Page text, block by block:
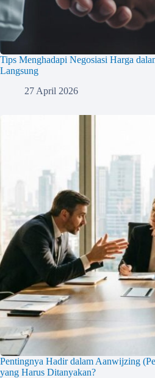
Tips Menghadapi Negosiasi Harga
Langsung
27 April 2026
Pentingnya Hadir dalam Aanwijzing
yang Harus Ditanyakan?